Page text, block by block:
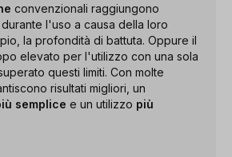
convenzionali raggiungono
l'uso a causa della loro
la profondità di battuta. Oppure il
elevato per l'utilizzo con una sola
questi limiti. Con molte
risultati migliori, un
semplice e un utilizzo più